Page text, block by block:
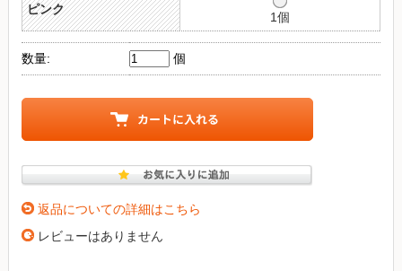
ピンク
1個
数量: 個
返品についての詳細はこちら
レビューはありません